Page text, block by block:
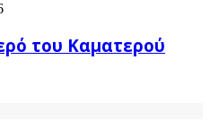
του Καματερού